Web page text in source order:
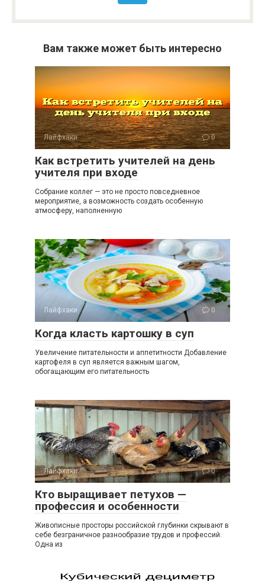
Вам также может быть интересно
Лайфхаки 0
Как встретить учителей на день
учителя при входе
Собрание коллег — это не просто повседневное
мероприятие, а возможность создать особенную
атмосферу, наполненную
Лайфхаки 0
Когда класть картошку в суп
Увеличение питательности и аппетитности Добавление
картофеля в суп является важным шагом,
обогащающим его питательность
Лайфхаки 0
Кто выращивает петухов —
профессия и особенности
Живописные просторы российской глубинки скрывают в
себе безграничное разнообразие трудов и профессий.
Одна из